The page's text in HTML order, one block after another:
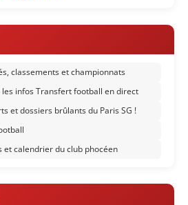
classements et championnats
les infos Transfert football en direct
et dossiers brûlants du Paris SG !
calendrier du club phocéen